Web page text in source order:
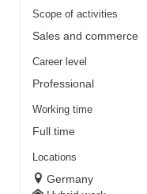
Scope of activities
Sales and commerce
Career level
Professional
Working time
Full time
Locations
Germany